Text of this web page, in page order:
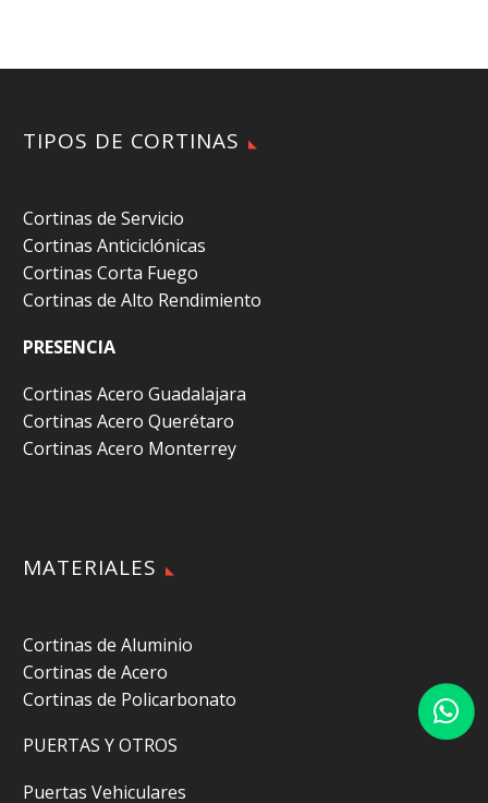
TIPOS DE CORTINAS
Cortinas de Servicio
Cortinas Anticiclónicas
Cortinas Corta Fuego
Cortinas de Alto Rendimiento
PRESENCIA
Cortinas Acero Guadalajara
Cortinas Acero Querétaro
Cortinas Acero Monterrey
MATERIALES
Cortinas de Aluminio
Cortinas de Acero
Cortinas de Policarbonato
PUERTAS Y OTROS
Puertas Vehiculares